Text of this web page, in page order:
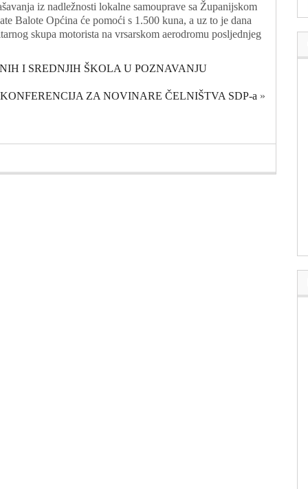
iz nadležnosti lokalne samouprave sa Županijskom
Balote Općina će pomoći s 1.500 kuna, a uz to je dana
skupa motorista na vrsarskom aerodromu posljednjeg
I SREDNJIH ŠKOLA U POZNAVANJU
ZA NOVINARE ČELNIŠTVA SDP-a »